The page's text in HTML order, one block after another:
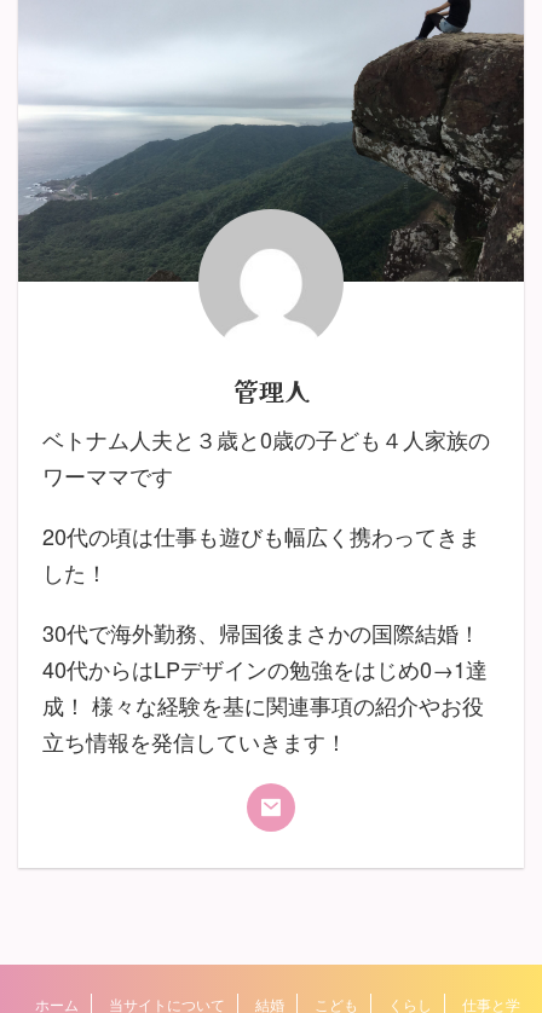
管理人
ベトナム人夫と３歳と0歳の子ども４人家族の
ワーママです
20代の頃は仕事も遊びも幅広く携わってきま
した！
30代で海外勤務、帰国後まさかの国際結婚！
40代からはLPデザインの勉強をはじめ0→1達
成！ 様々な経験を基に関連事項の紹介やお役
立ち情報を発信していきます！
ホーム 当サイトについて 結婚 こども くらし 仕事と学